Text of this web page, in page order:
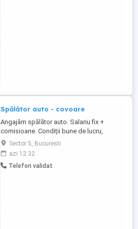
Spălător auto - covoare
Angajăm spălător auto. Salariu fix +
comisioane. Condiții bune de lucru,
mașinile se spală in interior nu afară.
Rahova, sector 5, București.
Sector 5, Bucuresti
azi 12:32
Telefon validat